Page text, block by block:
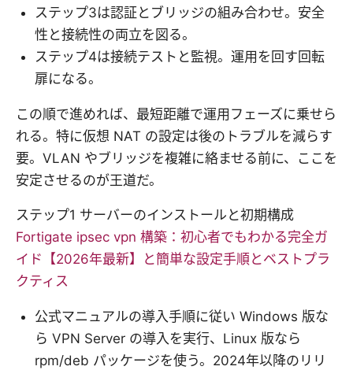
ステップ3は認証とブリッジの組み合わせ。安全
性と接続性の両立を図る。
ステップ4は接続テストと監視。運用を回す回転
扉になる。
この順で進めれば、最短距離で運用フェーズに乗せら
れる。特に仮想 NAT の設定は後のトラブルを減らす
要。VLAN やブリッジを複雑に絡ませる前に、ここを
安定させるのが王道だ。
ステップ1 サーバーのインストールと初期構成
Fortigate ipsec vpn 構築：初心者でもわかる完全ガ
イド【2026年最新】と簡単な設定手順とベストプラ
クティス
公式マニュアルの導入手順に従い Windows 版な
ら VPN Server の導入を実行、Linux 版なら
rpm/deb パッケージを使う。2024年以降のリリ